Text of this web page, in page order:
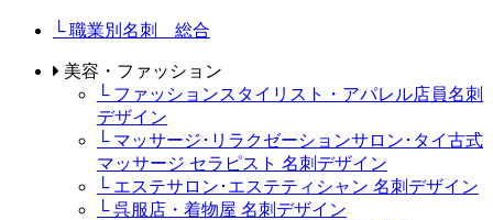
└ 職業別名刺 総合
美容・ファッション
└ ファッションスタイリスト・アパレル店員名刺
デザイン
└ マッサージ･リラクゼーションサロン･タイ古式
マッサージ セラピスト 名刺デザイン
└ エステサロン･エステティシャン 名刺デザイン
└ 呉服店・着物屋 名刺デザイン